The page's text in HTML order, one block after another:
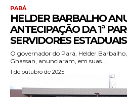
PARÁ
HELDER BARBALHO
ANTECIPAÇÃO DA 1ª
SERVIDORES
O governador do Pará, Helder
Ghassan, anunciaram, em suas...
1 de outubro de 2025